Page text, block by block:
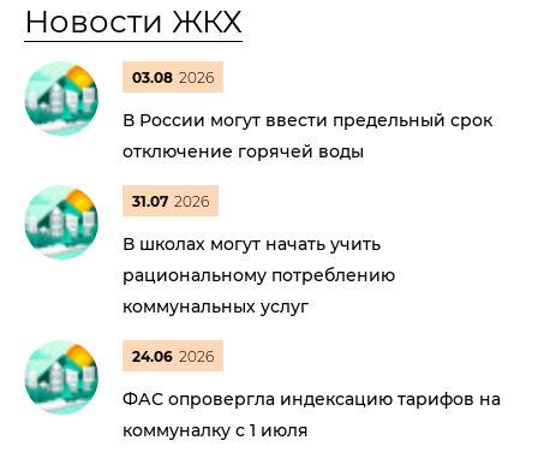
Новости ЖКХ
03.08 2026
В России могут ввести предельный срок
отключение горячей воды
31.07 2026
В школах могут начать учить
рациональному потреблению
коммунальных услуг
24.06 2026
ФАС опровергла индексацию тарифов на
коммуналку с 1 июля